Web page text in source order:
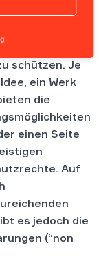
gibt
schützen. Je
ein Werk
die
einen Seite
Auf
es jedoch die
(“non